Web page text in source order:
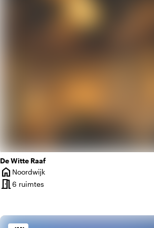
De Witte Raaf
home
Plaats
Noordwijk
meeting_room6 ruimtes